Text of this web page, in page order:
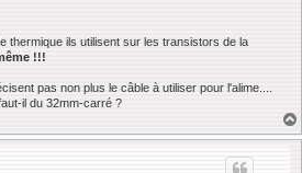
thermique ils utilisent sur les transistors de la
!!!
pas non plus le câble à utiliser pour l'alime....
il du 32mm-carré ?